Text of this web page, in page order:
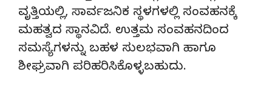
ವೃತ್ತಿಯಲ್ಲಿ, ಸಾರ್ವಜನಿಕ ಸ್ಥಳಗಳಲ್ಲಿ ಸಂವಹನಕ್ಕೆ
ಮಹತ್ವದ ಸ್ಥಾನವಿದೆ. ಉತ್ತಮ ಸಂವಹನದಿಂದ
ಸಮಸ್ಯೆಗಳನ್ನು ಬಹಳ ಸುಲಭವಾಗಿ ಹಾಗೂ
ಶೀಘ್ರವಾಗಿ ಪರಿಹರಿಸಿಕೊಳ್ಳಬಹುದು.